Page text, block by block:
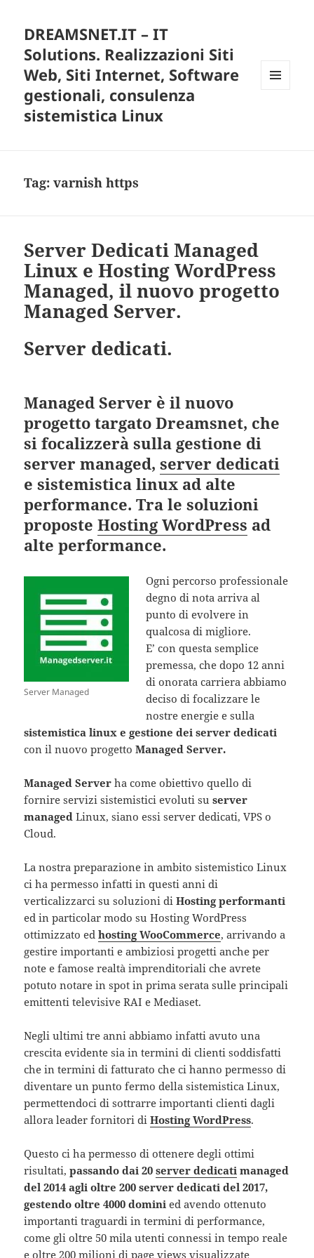
DREAMSNET.IT – IT
Solutions. Realizzazioni Siti
Web, Siti Internet, Software
gestionali, consulenza
sistemistica Linux
Tag:varnish https
Server Dedicati Managed
Linux e Hosting WordPress
Managed, il nuovo progetto
Managed Server.
Server dedicati.
Managed Server è il nuovo
progetto targato Dreamsnet, che
si focalizzerà sulla gestione di
server managed,server dedicati
e sistemistica linux ad alte
performance. Tra le soluzioni
proposteHosting WordPress ad
alte performance.
Server Managed
Ogni percorso professionale
degno di nota arriva al
punto di evolvere in
qualcosa di migliore.
E’ con questa semplice
premessa, che dopo 12 anni
di onorata carriera abbiamo
deciso di focalizzare le
nostre energie e sulla
sistemistica linux e gestione dei server dedicati
con il nuovo progettoManaged Server.
Managed Server ha come obiettivo quello di
fornire servizi sistemistici evoluti suserver
managed Linux, siano essi server dedicati, VPS o
Cloud.
La nostra preparazione in ambito sistemistico Linux
ci ha permesso infatti in questi anni di
verticalizzarci su soluzioni diHosting performanti
ed in particolar modo su Hosting WordPress
ottimizzato edhosting WooCommerce, arrivando a
gestire importanti e ambiziosi progetti anche per
note e famose realtà imprenditoriali che avrete
potuto notare in spot in prima serata sulle principali
emittenti televisive RAI e Mediaset.
Negli ultimi tre anni abbiamo infatti avuto una
crescita evidente sia in termini di clienti soddisfatti
che in termini di fatturato che ci hanno permesso di
diventare un punto fermo della sistemistica Linux,
permettendoci di sottrarre importanti clienti dagli
allora leader fornitori diHosting WordPress.
Questo ci ha permesso di ottenere degli ottimi
risultati,passando dai 20server dedicati managed
del 2014 agli oltre 200 server dedicati del 2017,
gestendo oltre 4000 domini ed avendo ottenuto
importanti traguardi in termini di performance,
come gli oltre 50 mila utenti connessi in tempo reale
e oltre 200 milioni di page views visualizzate